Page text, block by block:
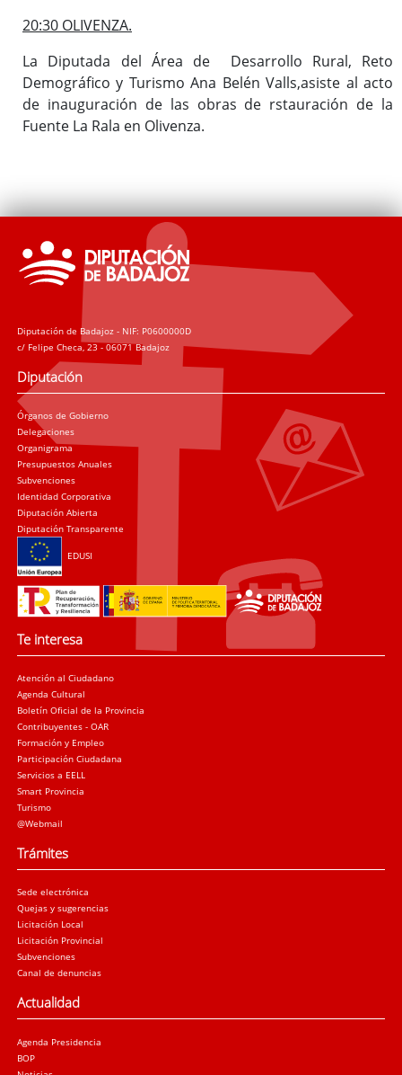
20:30 OLIVENZA.
La Diputada del Área de Desarrollo Rural, Reto
Demográfico y Turismo Ana Belén Valls,asiste al acto
de inauguración de las obras de rstauración de la
Fuente La Rala en Olivenza.
Diputación de Badajoz - NIF: P0600000D
c/ Felipe Checa, 23 - 06071 Badajoz
Diputación
Órganos de Gobierno
Delegaciones
Organigrama
Presupuestos Anuales
Subvenciones
Identidad Corporativa
Diputación Abierta
Diputación Transparente
EDUSI
Te interesa
Atención al Ciudadano
Agenda Cultural
Boletín Oficial de la Provincia
Contribuyentes - OAR
Formación y Empleo
Participación Ciudadana
Servicios a EELL
Smart Provincia
Turismo
@Webmail
Trámites
Sede electrónica
Quejas y sugerencias
Licitación Local
Licitación Provincial
Subvenciones
Canal de denuncias
Actualidad
Agenda Presidencia
BOP